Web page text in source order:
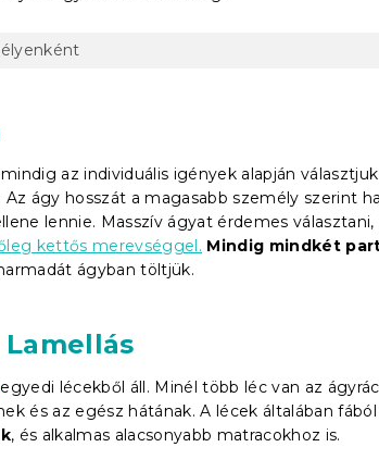
az individuális igények alapján
ágy hosszát a magasabb személy szerint
lennie. Masszív ágyat érdemes
kettős merevséggel. Mindig mindkét
ágyban töltjük.
egyedi lécekből áll. Minél több léc van az
és az egész hátának. A lécek általában
, és alkalmas alacsonyabb matracokhoz is.